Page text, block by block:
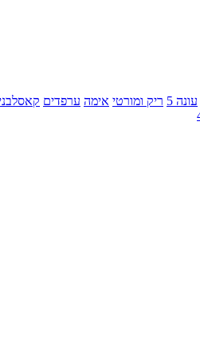
עונה 5 ריק ומורטי אימה ערפדים